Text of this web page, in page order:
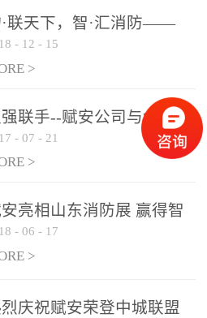
联天下，智·汇消防——
F&S 2018上海消防展圆
幕
- 12 - 15
>
联手--赋安公司与金科
达成战略合作协议
- 07 - 21
>
亮相山东消防展 赢得智
防新荣耀
- 06 - 17
>
庆祝赋安荣登中城联盟